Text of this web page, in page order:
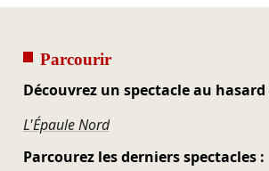
Parcourir
Découvrez un spectacle au hasard
L'Épaule Nord
Parcourez les derniers spectacles :